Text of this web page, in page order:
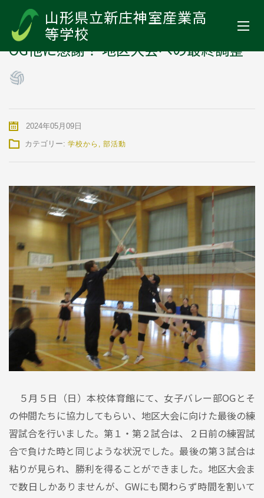
山形県立新庄神室産業高
等学校
謝！ 地区大会への最終調整
OG他に感謝！ 地区大会への最終調整
2024年05月09日
カテゴリー: 学校から , 部活動
５月５日（日）本校体育館にて、女子バレー部OGとそ
の仲間たちに協力してもらい、地区大会に向けた最後の練
習試合を行いました。第１・第２試合は、２日前の練習試
合で負けた時と同じような状況でした。最後の第３試合は
粘りが見られ、勝利を得ることができました。地区大会ま
で数日しかありませんが、GWにも関わらず時間を割いて